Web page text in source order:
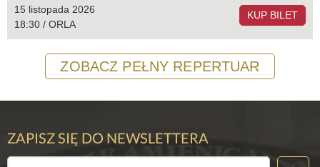
15 listopada 2026
18:30 / ORLA
KUP BILET
ZOBACZ PEŁNY REPERTUAR
ZAPISZ SIĘ DO NEWSLETTERA